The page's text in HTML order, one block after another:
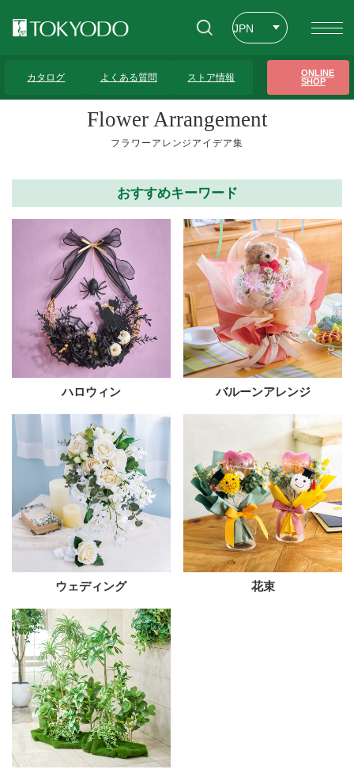
JPN
カタログ よくある質問 ストア情報
ONLINE
SHOP
21ページ
Flower Arrangement
フラワーアレンジアイデア集
おすすめキーワード
ハロウィン バルーンアレンジ
ウェディング 花束